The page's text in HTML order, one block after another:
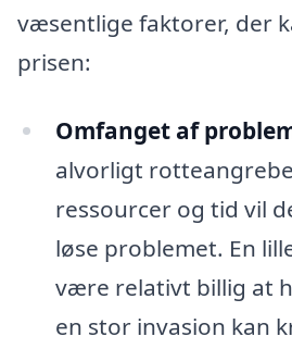
væsentlige faktorer, der
prisen:
Omfanget af
alvorligt
ressourcer og tid vil
løse problemet. En
være relativt billig at
en stor invasion kan